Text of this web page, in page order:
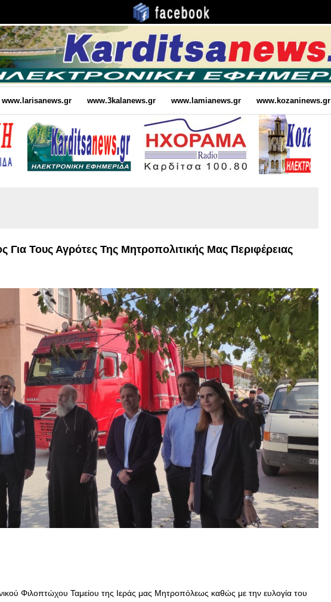
www.larisanews.gr www.3kalanews.gr www.lamianews.gr www.kozaninews.gr
Για Τους Αγρότες Της Μητροπολιτικής Μας Περιφέρειας
Φιλοπτώχου Ταμείου της Ιεράς μας Μητροπόλεως καθώς με την ευλογία του